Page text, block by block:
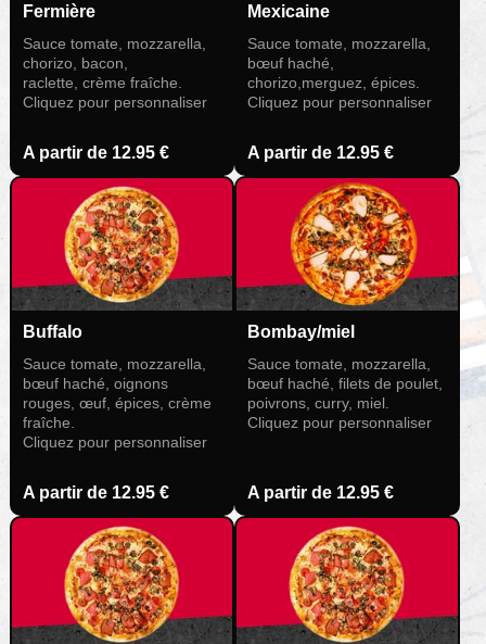
Fermière
Sauce tomate, mozzarella,
chorizo, bacon,
raclette, crème fraîche.
Cliquez pour personnaliser
A partir de 12.95 €
Mexicaine
Sauce tomate, mozzarella,
bœuf haché,
chorizo,merguez, épices.
Cliquez pour personnaliser
A partir de 12.95 €
Buffalo
Sauce tomate, mozzarella,
bœuf haché, oignons
rouges, œuf, épices, crème
fraîche.
Cliquez pour personnaliser
A partir de 12.95 €
Bombay/miel
Sauce tomate, mozzarella,
bœuf haché, filets de poulet,
poivrons, curry, miel.
Cliquez pour personnaliser
A partir de 12.95 €